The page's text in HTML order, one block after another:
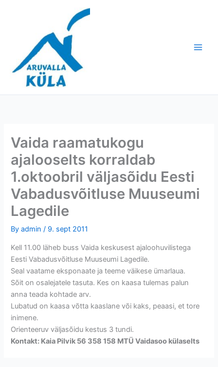
Vaida raamatukogu
ajalooselts korraldab
1.oktoobril väljasõidu Eesti
Vabadusvõitluse Muuseumi
Lagedile
Byadmin/ 9. sept 2011
Kell 11.00 läheb buss Vaida keskusest ajaloohuvilistega
Eesti Vabadusvõitluse Muuseumi Lagedile.
Seal vaatame eksponaate ja teeme väikese ümarlaua.
Sõit on osalejatele tasuta. Kes on kaasa tulemas palun
anna teada kohtade arv.
Lubatud on kaasa võtta kaaslane või kaks, peaasi, et tore
inimene.
Orienteeruv väljasõidu kestus 3 tundi.
Kontakt: Kaia Pilvik 56 358 158 MTÜ Vaidasoo külaselts